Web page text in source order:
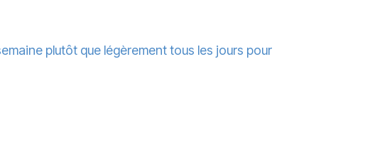
plutôt que légèrement tous les jours pour